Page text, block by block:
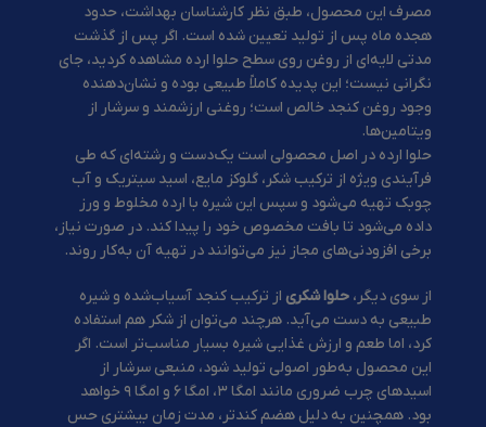
مصرف این محصول، طبق نظر کارشناسان بهداشت، حدود
هجده ماه پس از تولید تعیین شده است. اگر پس از گذشت
مدتی لایه‌ای از روغن روی سطح حلوا ارده مشاهده کردید، جای
نگرانی نیست؛ این پدیده کاملاً طبیعی بوده و نشان‌دهنده
وجود روغن کنجد خالص است؛ روغنی ارزشمند و سرشار از
ویتامین‌ها.
حلوا ارده در اصل محصولی است یک‌دست و رشته‌ای که طی
فرآیندی ویژه از ترکیب شکر، گلوکز مایع، اسید سیتریک و آب
چوبک تهیه می‌شود و سپس این شیره با ارده مخلوط و ورز
داده می‌شود تا بافت مخصوص خود را پیدا کند. در صورت نیاز،
برخی افزودنی‌های مجاز نیز می‌توانند در تهیه آن به‌کار روند.
از سوی دیگر، حلوا شکری از ترکیب کنجد آسیاب‌شده و شیره
طبیعی به دست می‌آید. هرچند می‌توان از شکر هم استفاده
کرد، اما طعم و ارزش غذایی شیره بسیار مناسب‌تر است. اگر
این محصول به‌طور اصولی تولید شود، منبعی سرشار از
اسیدهای چرب ضروری مانند امگا ۳، امگا ۶ و امگا ۹ خواهد
بود. همچنین به دلیل هضم کندتر، مدت زمان بیشتری حس